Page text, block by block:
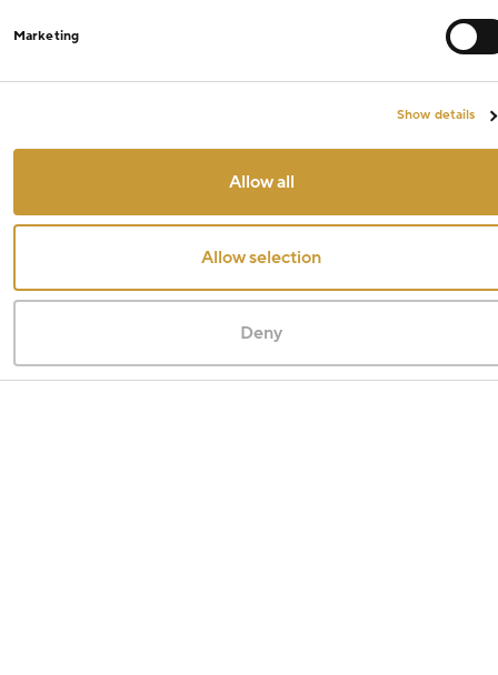
Marketing
Show details
Allow all
Allow selection
Deny